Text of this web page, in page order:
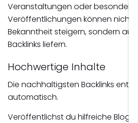
Veranstaltungen oder besondere
Veröffentlichungen können nicht
Bekanntheit steigern, sondern
Backlinks liefern.
Hochwertige Inhalte
Die nachhaltigsten Backlinks
automatisch.
Veröffentlichst du hilfreiche